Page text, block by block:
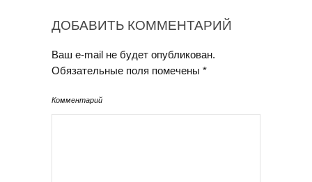
ДОБАВИТЬ КОММЕНТАРИЙ
Ваш e-mail не будет опубликован.
Обязательные поля помечены *
Комментарий